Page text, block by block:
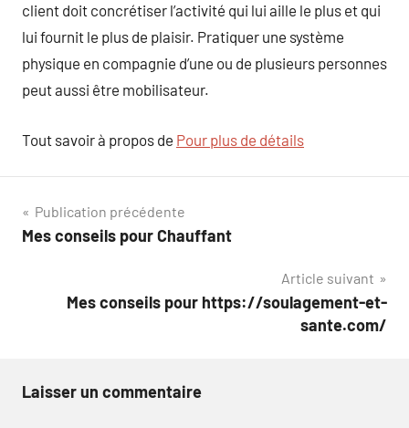
client doit concrétiser l’activité qui lui aille le plus et qui
lui fournit le plus de plaisir. Pratiquer une système
physique en compagnie d’une ou de plusieurs personnes
peut aussi être mobilisateur.
Tout savoir à propos de Pour plus de détails
Navigation
de
Publication précédente
Mes conseils pour Chauffant
Article suivant
Mes conseils pour https://soulagement-et-
sante.com/
Laisser un commentaire